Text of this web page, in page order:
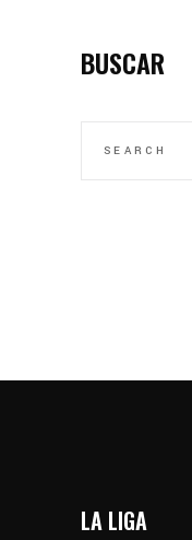
BUSCAR
LA LIGA